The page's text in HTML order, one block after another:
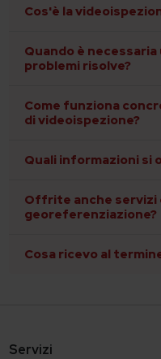
Cos'è la
Quando è
problemi risolve?
Come funziona
di videoispezione?
Quali informazioni si
Offrite anche servizi
georeferenziazione?
Cosa ricevo al
Servizi